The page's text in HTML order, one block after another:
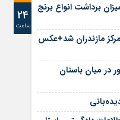
24
ساعت
برداشت انواع برنج
مازندران شد+عکس
در میان باستان